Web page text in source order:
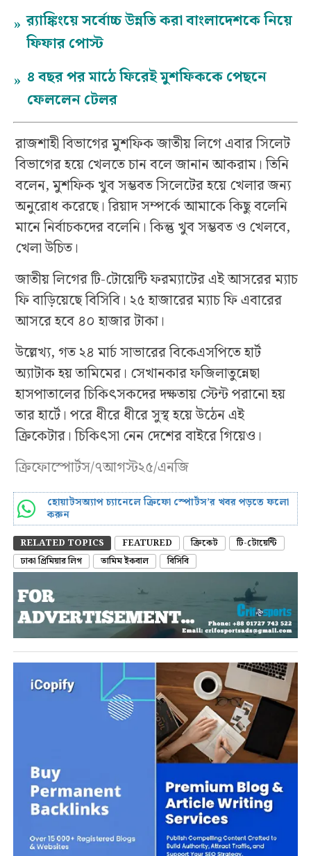
» র‌্যাঙ্কিংয়ে সর্বোচ্চ উন্নতি করা বাংলাদেশকে নিয়ে
ফিফার পোস্ট
» ৪ বছর পর মাঠে ফিরেই মুশফিককে পেছনে
ফেললেন টেলর
রাজশাহী বিভাগের মুশফিক জাতীয় লিগে এবার সিলেট
বিভাগের হয়ে খেলতে চান বলে জানান আকরাম। তিনি
বলেন, মুশফিক খুব সম্ভবত সিলেটের হয়ে খেলার জন্য
অনুরোধ করেছে। রিয়াদ সম্পর্কে আমাকে কিছু বলেনি
মানে নির্বাচকদের বলেনি। কিন্তু খুব সম্ভবত ও খেলবে,
খেলা উচিত।
জাতীয় লিগের টি-টোয়েন্টি ফরম্যাটের এই আসরের ম্যাচ
ফি বাড়িয়েছে বিসিবি। ২৫ হাজারের ম্যাচ ফি এবারের
আসরে হবে ৪০ হাজার টাকা।
উল্লেখ্য, গত ২৪ মার্চ সাভারের বিকেএসপিতে হার্ট
অ্যাটাক হয় তামিমের। সেখানকার ফজিলাতুন্নেছা
হাসপাতালের চিকিৎসকদের দক্ষতায় স্টেন্ট পরানো হয়
তার হার্টে। পরে ধীরে ধীরে সুস্থ হয়ে উঠেন এই
ক্রিকেটার। চিকিৎসা নেন দেশের বাইরে গিয়েও।
ক্রিফোস্পোর্টস/৭আগস্ট২৫/এনজি
হোয়াটসঅ্যাপ চ্যানেলে ক্রিফো স্পোর্টস’র খবর পড়তে ফলো
করুন
RELATED TOPICS FEATURED ক্রিকেট
টি-টোয়েন্টি
ঢাকা প্রিমিয়ার লিগ
তামিম ইকবাল বিসিবি